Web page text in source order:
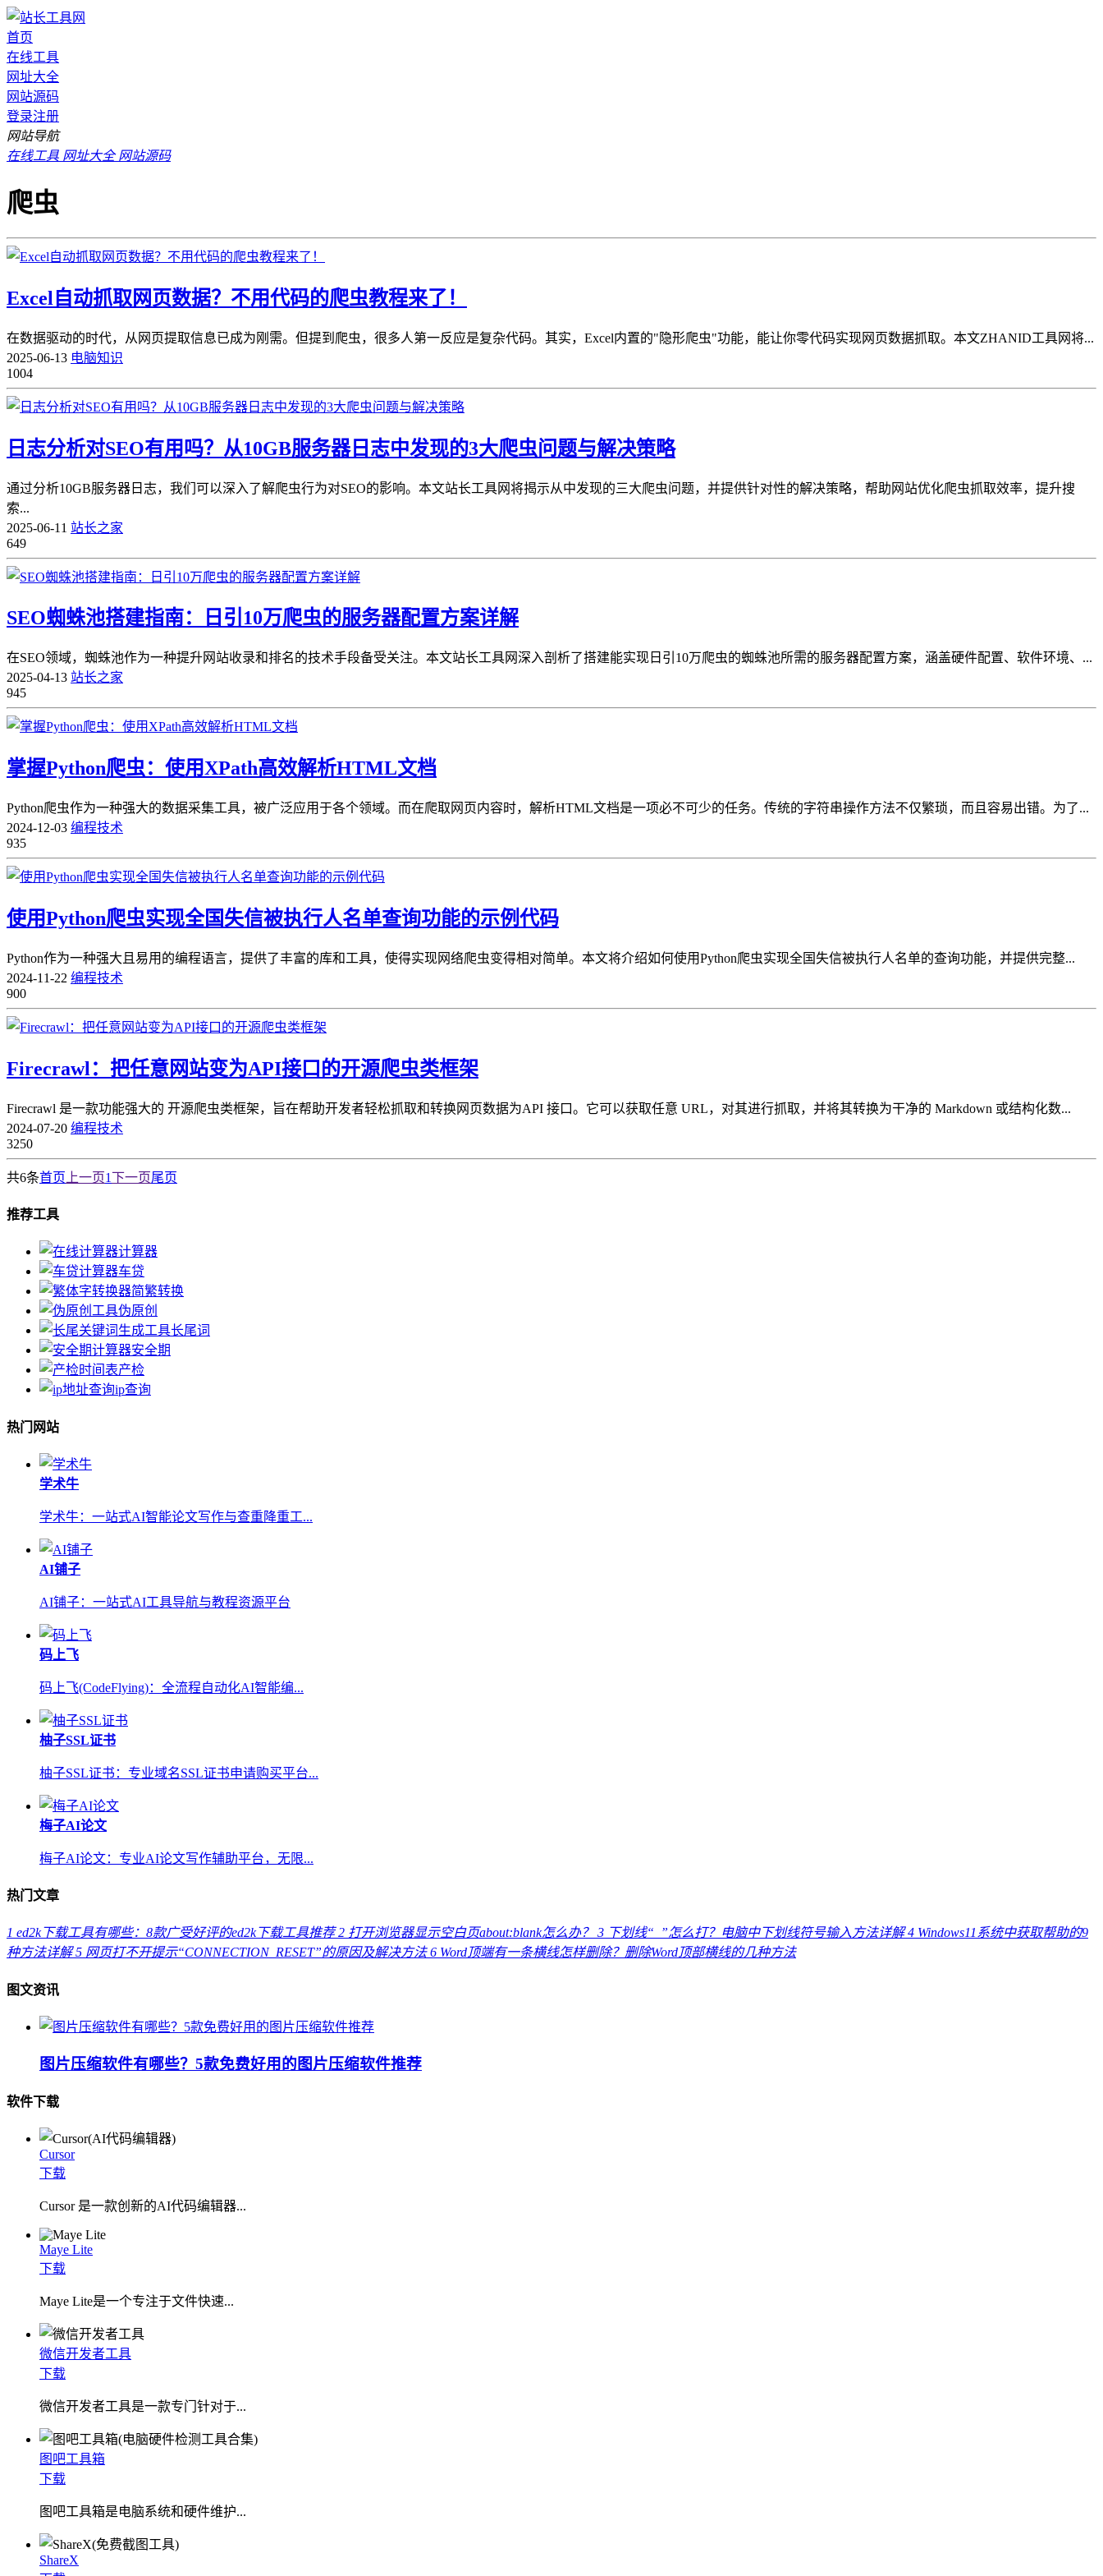
首页
在线工具
网址大全
网站源码
登录注册
网站导航
在线工具 网址大全 网站源码
爬虫
Excel自动抓取网页数据？不用代码的爬虫教程来了！
在数据驱动的时代，从网页提取信息已成为刚需。但提到爬虫，很多人第一反应是复杂代码。其实，Excel内置的"隐形爬虫"功能，能让你零代码实现网页数据抓取。本文ZHANID工具网将...
2025-06-13 电脑知识
1004
日志分析对SEO有用吗？从10GB服务器日志中发现的3大爬虫问题与解决策略
通过分析10GB服务器日志，我们可以深入了解爬虫行为对SEO的影响。本文站长工具网将揭示从中发现的三大爬虫问题，并提供针对性的解决策略，帮助网站优化爬虫抓取效率，提升搜
索...
2025-06-11 站长之家
649
SEO蜘蛛池搭建指南：日引10万爬虫的服务器配置方案详解
在SEO领域，蜘蛛池作为一种提升网站收录和排名的技术手段备受关注。本文站长工具网深入剖析了搭建能实现日引10万爬虫的蜘蛛池所需的服务器配置方案，涵盖硬件配置、软件环境、...
2025-04-13 站长之家
945
掌握Python爬虫：使用XPath高效解析HTML文档
Python爬虫作为一种强大的数据采集工具，被广泛应用于各个领域。而在爬取网页内容时，解析HTML文档是一项必不可少的任务。传统的字符串操作方法不仅繁琐，而且容易出错。为了...
2024-12-03 编程技术
935
使用Python爬虫实现全国失信被执行人名单查询功能的示例代码
Python作为一种强大且易用的编程语言，提供了丰富的库和工具，使得实现网络爬虫变得相对简单。本文将介绍如何使用Python爬虫实现全国失信被执行人名单的查询功能，并提供完整...
2024-11-22 编程技术
900
Firecrawl：把任意网站变为API接口的开源爬虫类框架
Firecrawl 是一款功能强大的 开源爬虫类框架，旨在帮助开发者轻松抓取和转换网页数据为API 接口。它可以获取任意 URL，对其进行抓取，并将其转换为干净的 Markdown 或结构化数...
2024-07-20 编程技术
3250
共6条首页 上一页1下一页尾页
推荐工具
计算器
车贷
简繁转换
伪原创
长尾词
安全期
产检
ip查询
热门网站
学术牛
学术牛：一站式AI智能论文写作与查重降重工...
AI铺子
AI铺子：一站式AI工具导航与教程资源平台
码上飞
码上飞(CodeFlying)：全流程自动化AI智能编...
柚子SSL证书
柚子SSL证书：专业域名SSL证书申请购买平台...
梅子AI论文
梅子AI论文：专业AI论文写作辅助平台，无限...
热门文章
1 ed2k下载工具有哪些：8款广受好评的ed2k下载工具推荐 2 打开浏览器显示空白页about:blank怎么办？ 3 下划线“_”怎么打？电脑中下划线符号输入方法详解 4 Windows11系统中获取帮助的9
种方法详解 5 网页打不开提示“CONNECTION_RESET”的原因及解决方法 6 Word顶端有一条横线怎样删除？删除Word顶部横线的几种方法
图文资讯
图片压缩软件有哪些？5款免费好用的图片压缩软件推荐
软件下载
Cursor
下载
Cursor 是一款创新的AI代码编辑器...
Maye Lite
下载
​Maye Lite是一个专注于文件快速...
微信开发者工具
下载
微信开发者工具是一款专门针对于...
图吧工具箱
下载
图吧工具箱是电脑系统和硬件维护...
ShareX